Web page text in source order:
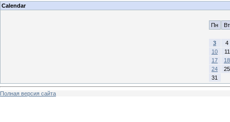
Calendar
Пн Вт
3
4
10
11
17
18
24
25
31
Полная версия сайта